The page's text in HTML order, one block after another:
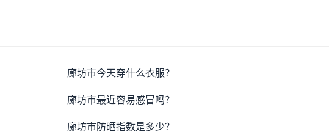
廊坊市今天穿什么衣服？
廊坊市最近容易感冒吗？
廊坊市防晒指数是多少？